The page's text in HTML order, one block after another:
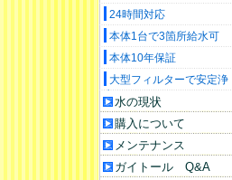
24時間対応
本体1台で3箇所給水可
本体10年保証
大型フィルターで安定浄
水水の現状
購入について
メンテナンス
ガイトール Q&A